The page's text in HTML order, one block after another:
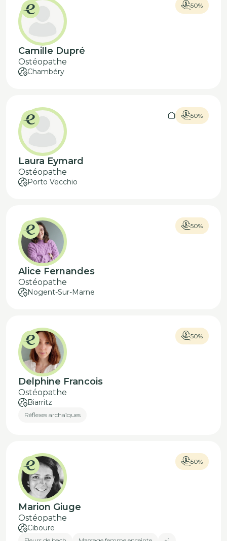
50%
Camille Dupré
Ostéopathe
Chambéry
50%
Laura Eymard
Ostéopathe
Porto Vecchio
50%
Alice Fernandes
Ostéopathe
Nogent-Sur-Marne
50%
Delphine Francois
Ostéopathe
Biarritz
Réflexes archaïques
50%
Marion Giuge
Ostéopathe
Ciboure